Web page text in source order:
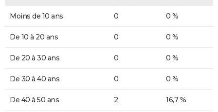
Moins de 10 ans 0 0 %
De 10 à 20 ans 0 0 %
De 20 à 30 ans 0 0 %
De 30 à 40 ans 0 0 %
De 40 à 50 ans 2 16,7 %